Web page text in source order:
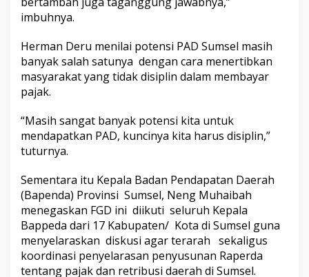
imbuhnya.
Herman Deru menilai potensi PAD Sumsel masih
banyak salah satunya dengan cara menertibkan
masyarakat yang tidak disiplin dalam membayar
pajak.
“Masih sangat banyak potensi kita untuk
mendapatkan PAD, kuncinya kita harus disiplin,”
tuturnya.
Sementara itu Kepala Badan Pendapatan Daerah
(Bapenda) Provinsi Sumsel, Neng Muhaibah
menegaskan FGD ini diikuti seluruh Kepala
Bappeda dari 17 Kabupaten/ Kota di Sumsel guna
menyelaraskan diskusi agar terarah sekaligus
koordinasi penyelarasan penyusunan Raperda
tentang pajak dan retribusi daerah di Sumsel.